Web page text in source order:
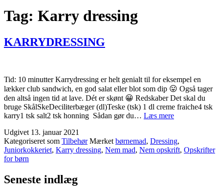
Tag: Karry dressing
KARRYDRESSING
Tid: 10 minutter Karrydressing er helt genialt til for eksempel en
lækker club sandwich, en god salat eller blot som dip 😛 Også tager
den altså ingen tid at lave. Dét er skønt 😀 Redskaber Det skal du
bruge SkålSkeDeciliterbæger (dl)Teske (tsk) 1 dl creme fraiche4 tsk
karry1 tsk salt2 tsk honning Sådan gør du… Læs mere
Udgivet 13. januar 2021
Kategoriseret som Tilbehør Mærket børnemad, Dressing,
Juniorkokkeriet, Karry dressing, Nem mad, Nem opskrift, Opskrifter
for børn
Seneste indlæg